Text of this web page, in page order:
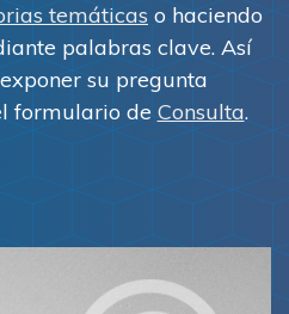
temáticas o haciendo
palabras clave. Así
su pregunta
formulario de Consulta.